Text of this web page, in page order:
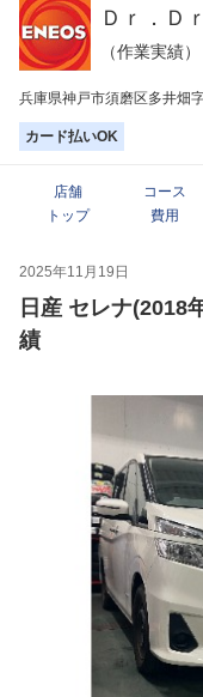
Ｄｒ．Ｄ
（作業実績）
兵庫県神戸市須磨区多井畑
カード払いOK
店舗
トップ
コース
費用
2025年11月19日
日産 セレナ(2018
績